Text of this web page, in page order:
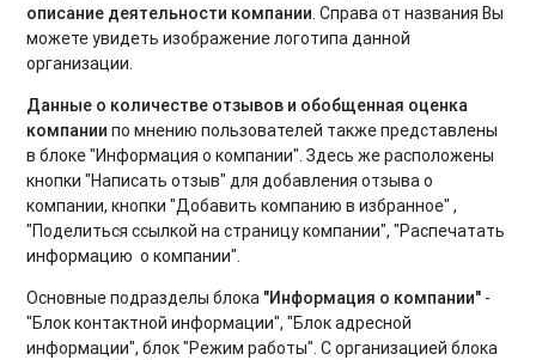
описание деятельности компании. Справа от названия Вы
можете увидеть изображение логотипа данной
организации.
Данные о количестве отзывов и обобщенная оценка
компании по мнению пользователей также представлены
в блоке "Информация о компании". Здесь же расположены
кнопки "Написать отзыв" для добавления отзыва о
компании, кнопки "Добавить компанию в избранное" ,
"Поделиться ссылкой на страницу компании", "Распечатать
информацию о компании".
Основные подразделы блока "Информация о компании" -
"Блок контактной информации", "Блок адресной
информации", блок "Режим работы". С организацией блока